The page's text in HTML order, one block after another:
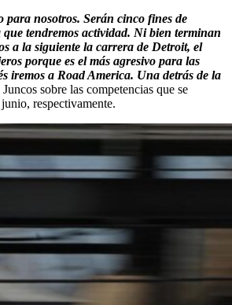
para nosotros. Serán cinco fines de
que tendremos actividad. Ni bien terminan
a la siguiente la carrera de Detroit, el
porque es el más agresivo para las
iremos a Road America. Una detrás de la
sobre las competencias que se
respectivamente.